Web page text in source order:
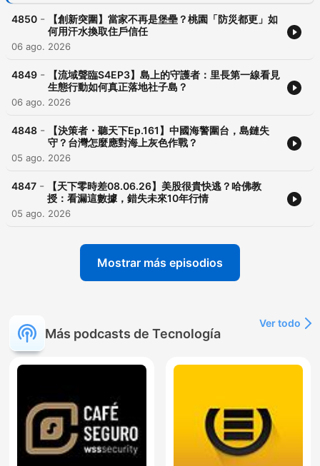
provided by
4850 -
【創新突圍】當家不再是堡壘？桃園「防災都更」如
何用汗水換取住戶信任
06 ago. 2026
4849 -
【流域聲臨S4EP3】島上的守護者：里長第一線看見
生態行動如何真正落地社子島？
06 ago. 2026
4848 -
【決策者・聽天下Ep.161】中國海警圍台，島鏈失
守？台灣怎麼應對海上灰色作戰？
05 ago. 2026
4847 -
【天下零時差08.06.26】美股很貴快逃？哈佛教
授：看漏這數據，錯失未來10年行情
05 ago. 2026
Mostrar más episodios
Más podcasts de Tecnología
Ver todo